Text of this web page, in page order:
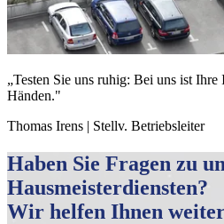
„Testen Sie uns ruhig: Bei uns ist
Händen."
Thomas Irens | Stellv. Betriebsleiter
Haben Sie Fragen zu
Hausmeisterdiensten?
Wir helfen Ihnen